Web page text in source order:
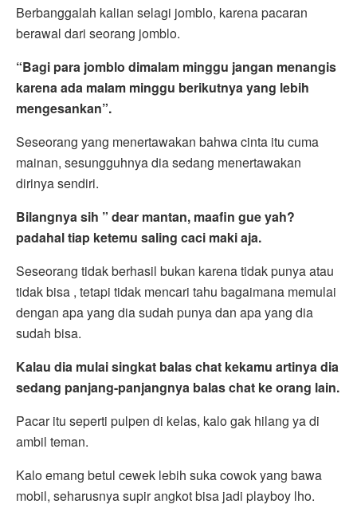
Berbanggalah kalian selagi jomblo, karena pacaran
berawal dari seorang jomblo.
“Bagi para jomblo dimalam minggu jangan menangis
karena ada malam minggu berikutnya yang lebih
mengesankan”.
Seseorang yang menertawakan bahwa cinta itu cuma
mainan, sesungguhnya dia sedang menertawakan
dirinya sendiri.
Bilangnya sih ” dear mantan, maafin gue yah?
padahal tiap ketemu saling caci maki aja.
Seseorang tidak berhasil bukan karena tidak punya atau
tidak bisa , tetapi tidak mencari tahu bagaimana memulai
dengan apa yang dia sudah punya dan apa yang dia
sudah bisa.
Kalau dia mulai singkat balas chat kekamu artinya dia
sedang panjang-panjangnya balas chat ke orang lain.
Pacar itu seperti pulpen di kelas, kalo gak hilang ya di
ambil teman.
Kalo emang betul cewek lebih suka cowok yang bawa
mobil, seharusnya supir angkot bisa jadi playboy lho.